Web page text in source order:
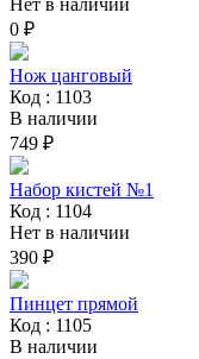
Нет в наличии
0 ₽
Нож цанговый
Код : 1103
В наличии
749 ₽
Набор кистей №1
Код : 1104
Нет в наличии
390 ₽
Пинцет прямой
Код : 1105
В наличии